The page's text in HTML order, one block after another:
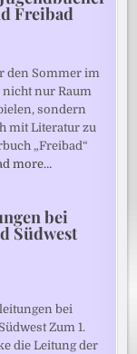
Freibad
den Sommer im
nicht nur Raum
sondern
mit Literatur zu
„Freibad“
more…
bei
Südwest
bei
Zum 1.
die Leitung der